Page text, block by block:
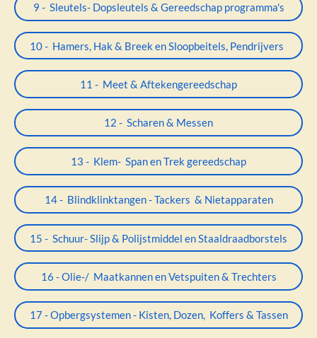
9 - Sleutels- Dopsleutels & Gereedschap programma's
10 - Hamers, Hak & Breek en Sloopbeitels, Pendrijvers
11 - Meet & Aftekengereedschap
12 - Scharen & Messen
13 - Klem- Span en Trek gereedschap
14 - Blindklinktangen - Tackers & Nietapparaten
15 - Schuur- Slijp & Polijstmiddel en Staaldraadborstels
16 - Olie-/ Maatkannen en Vetspuiten & Trechters
17 - Opbergsystemen - Kisten, Dozen, Koffers & Tassen